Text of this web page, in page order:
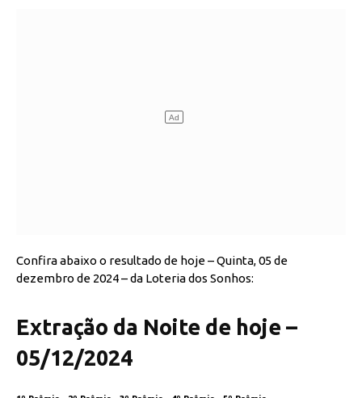
Confira abaixo o resultado de hoje – Quinta, 05 de
dezembro de 2024 – da Loteria dos Sonhos:
Extração da Noite de hoje –
05/12/2024